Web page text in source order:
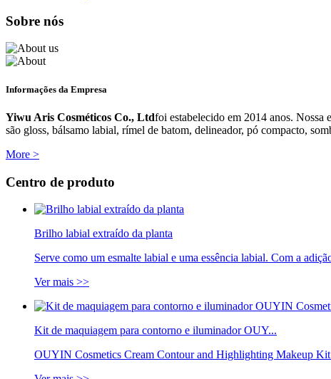
Sobre nós
Informações da Empresa
Yiwu Aris Cosméticos Co., Ltdfoi estabelecido em 2014 anos. Nossa
são gloss, bálsamo labial, rímel de batom, delineador, pó compacto,
More >
Centro de produto
Brilho labial extraído da planta
Serve como um esmalte labial e uma essência labial. Com a
Ver mais >>
Kit de maquiagem para contorno e iluminador OUY...
OUYIN Cosmetics Cream Contour and Highlighting Makeup Kit